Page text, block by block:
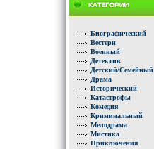
Биографический
Вестерн
Военный
Детектив
Детский/Семейный
Драма
Исторический
Катастрофы
Комедия
Криминальный
Мелодрама
Мистика
Приключения